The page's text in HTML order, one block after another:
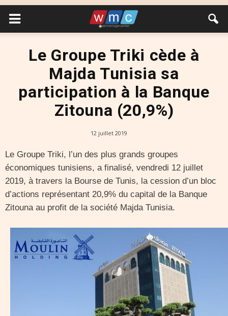
Le Groupe Triki cède à
Majda Tunisia sa
participation à la Banque
Zitouna (20,9%)
12 juillet 2019
Le Groupe Triki, l’un des plus grands groupes
économiques tunisiens, a finalisé, vendredi 12 juillet
2019, à travers la Bourse de Tunis, la cession d’un bloc
d’actions représentant 20,9% du capital de la Banque
Zitouna au profit de la société Majda Tunisia.